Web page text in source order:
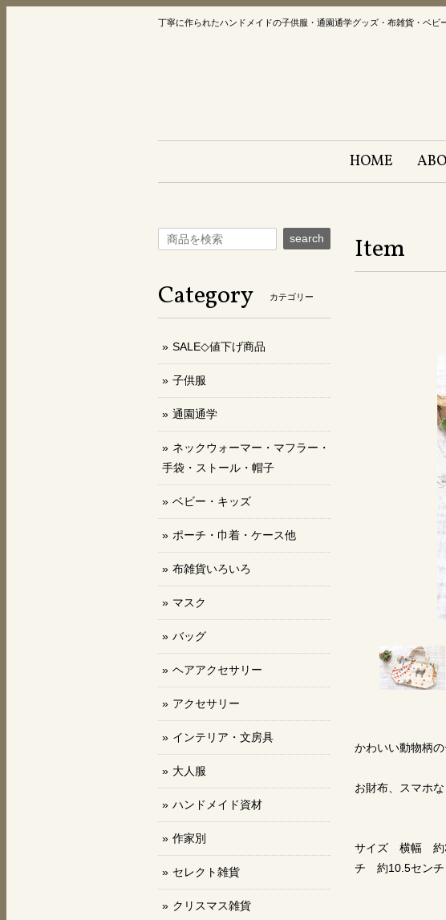
丁寧に作られたハンドメイドの子供服・通園通学グッズ・布雑貨・ベ
HOME
Item
かわいい動物柄
お財布、スマホ
サイズ 横幅 約
チ 約10.5センチ
search
Category カテゴリー
SALE◇値下げ商品
子供服
通園通学
ネックウォーマー・マフラー・
手袋・ストール・帽子
ベビー・キッズ
ポーチ・巾着・ケース他
布雑貨いろいろ
マスク
バッグ
ヘアアクセサリー
アクセサリー
インテリア・文房具
大人服
ハンドメイド資材
作家別
セレクト雑貨
クリスマス雑貨